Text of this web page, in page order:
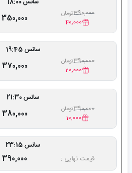
سانس 18:00
390,000تومان
40,000
350,000
سانس 19:45
390,000تومان
20,000
370,000
سانس 21:30
390,000تومان
10,000
380,000
سانس 23:15
قیمت نهایی :
390,000